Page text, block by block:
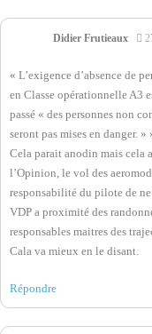
Didier Frutieaux
« L’exigence d’absence de
en Classe opérationnelle A3
passé « des personnes non
seront pas mises en danger. »
Cela parait anodin mais cela
l’Opinion, le vol des
responsabilité du pilote de
VDP a proximité des
responsables maitres des
Cala va mieux en le disant.
Répondre